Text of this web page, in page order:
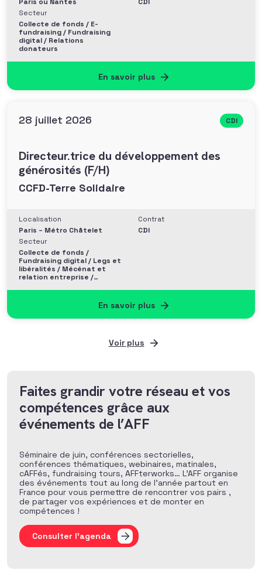
Secteur
Collecte de fonds / E-
fundraising / Fundraising
digital / Relations
donateurs
En savoir plus
28 juillet 2026 CDI
Directeur.trice du développement des
générosités (F/H)
CCFD-Terre Solidaire
Localisation
Paris – Métro Châtelet
Secteur
Collecte de fonds /
Fundraising digital / Legs et
libéralités / Mécénat et
relation entreprise /
Contrat
CDI
En savoir plus
Voir plus
Faites grandir votre réseau et vos
compétences grâce aux
événements de l’AFF
Séminaire de juin, conférences sectorielles,
conférences thématiques, webinaires, matinales,
cAFFés, fundraising tours, AFFterworks… L’AFF organise
des événements tout au long de l’année partout en
France pour vous permettre de rencontrer vos pairs ,
de partager vos expériences et de monter en
compétences !
Consulter l'agenda